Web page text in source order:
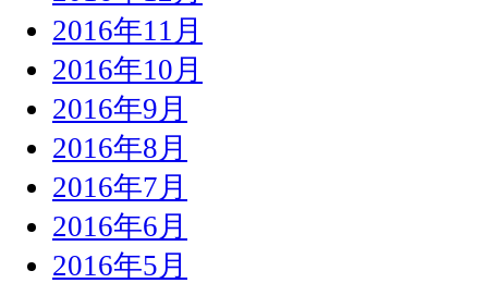
2016年11月
2016年10月
2016年9月
2016年8月
2016年7月
2016年6月
2016年5月